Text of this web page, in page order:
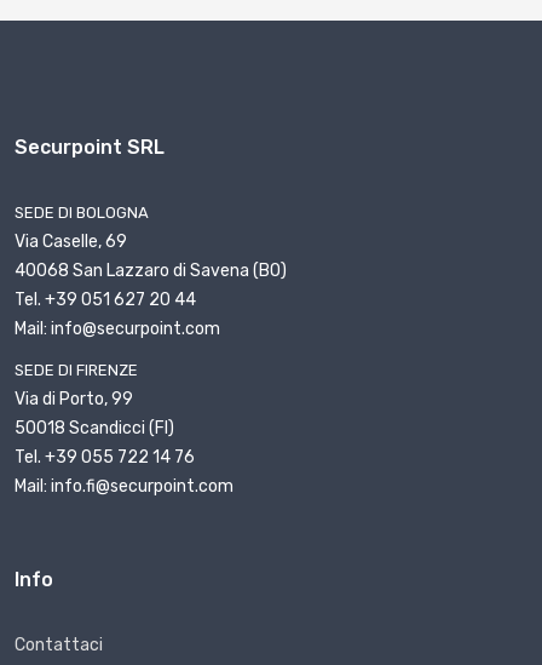
Securpoint SRL
SEDE DI BOLOGNA
Via Caselle, 69
40068 San Lazzaro di Savena (BO)
Tel. +39 051 627 20 44
Mail: info@securpoint.com
SEDE DI FIRENZE
Via di Porto, 99
50018 Scandicci (FI)
Tel. +39 055 722 14 76
Mail: info.fi@securpoint.com
Info
Contattaci